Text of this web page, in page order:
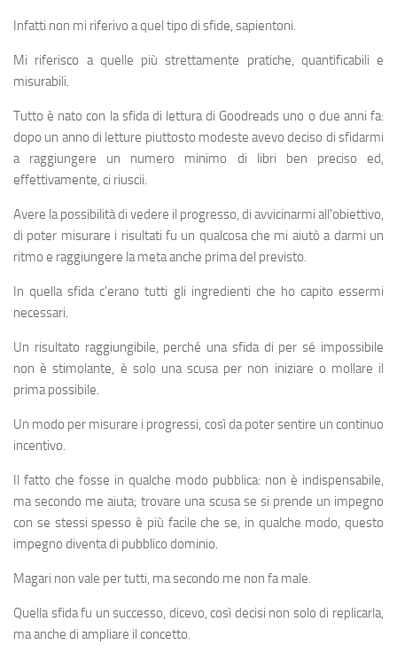
Infatti non mi riferivo a quel tipo di sfide, sapientoni.
Mi riferisco a quelle più strettamente pratiche, quantificabili e
misurabili.
Tutto è nato con la sfida di lettura di Goodreads uno o due anni fa:
dopo un anno di letture piuttosto modeste avevo deciso di sfidarmi
a raggiungere un numero minimo di libri ben preciso ed,
effettivamente, ci riuscii.
Avere la possibilità di vedere il progresso, di avvicinarmi all'obiettivo,
di poter misurare i risultati fu un qualcosa che mi aiutò a darmi un
ritmo e raggiungere la meta anche prima del previsto.
In quella sfida c'erano tutti gli ingredienti che ho capito essermi
necessari.
Un risultato raggiungibile, perché una sfida di per sé impossibile
non è stimolante, è solo una scusa per non iniziare o mollare il
prima possibile.
Un modo per misurare i progressi, così da poter sentire un continuo
incentivo.
Il fatto che fosse in qualche modo pubblica: non è indispensabile,
ma secondo me aiuta; trovare una scusa se si prende un impegno
con se stessi spesso è più facile che se, in qualche modo, questo
impegno diventa di pubblico dominio.
Magari non vale per tutti, ma secondo me non fa male.
Quella sfida fu un successo, dicevo, così decisi non solo di replicarla,
ma anche di ampliare il concetto.